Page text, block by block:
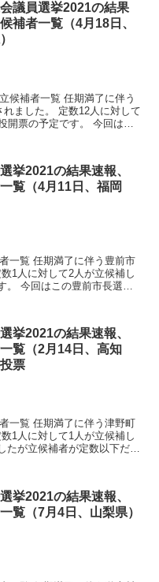
議員選挙2021の結果
補者一覧（4月18日、
候補者一覧 任期満了に伴う
ました。 定数12人に対して
開票の予定です。 今回はこ
挙2021の結果速報、
覧（4月11日、福岡
一覧 任期満了に伴う豊前市
1人に対して2人が立候補し
今回はこの豊前市長選挙
挙2021の結果速報、
覧（2月14日、高知
票
一覧 任期満了に伴う津野町
1人に対して1人が立候補し
たが立候補者が定数以下だっ
挙2021の結果速報、
覧（7月4日、山梨県）